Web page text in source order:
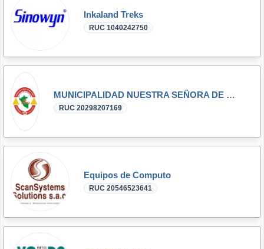
Inkaland Treks
RUC 1040242750
MUNICIPALIDAD NUESTRA SEÑORA DE LAS MERCEDES MI PERU - VENTANILLA - CALLAO
RUC 20298207169
Equipos de Computo
RUC 20546523641